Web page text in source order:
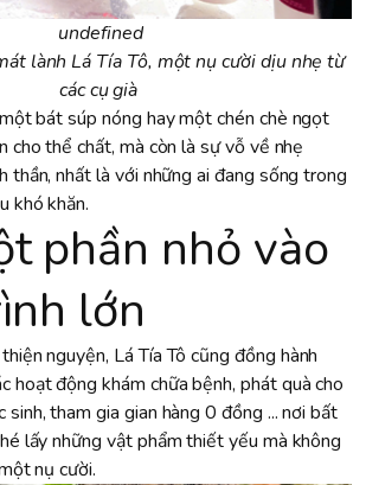
undefined
lành Lá Tía Tô, một nụ cười dịu nhẹ từ
các cụ già
bát súp nóng hay một chén chè ngọt
cho thể chất, mà còn là sự vỗ về nhẹ
thần, nhất là với những ai đang sống trong
khó khăn.
phần nhỏ vào
lớn
nguyện, Lá Tía Tô cũng đồng hành
hoạt động khám chữa bệnh, phát quà cho
sinh, tham gia gian hàng 0 đồng ... nơi bất
lấy những vật phẩm thiết yếu mà không
nụ cười.